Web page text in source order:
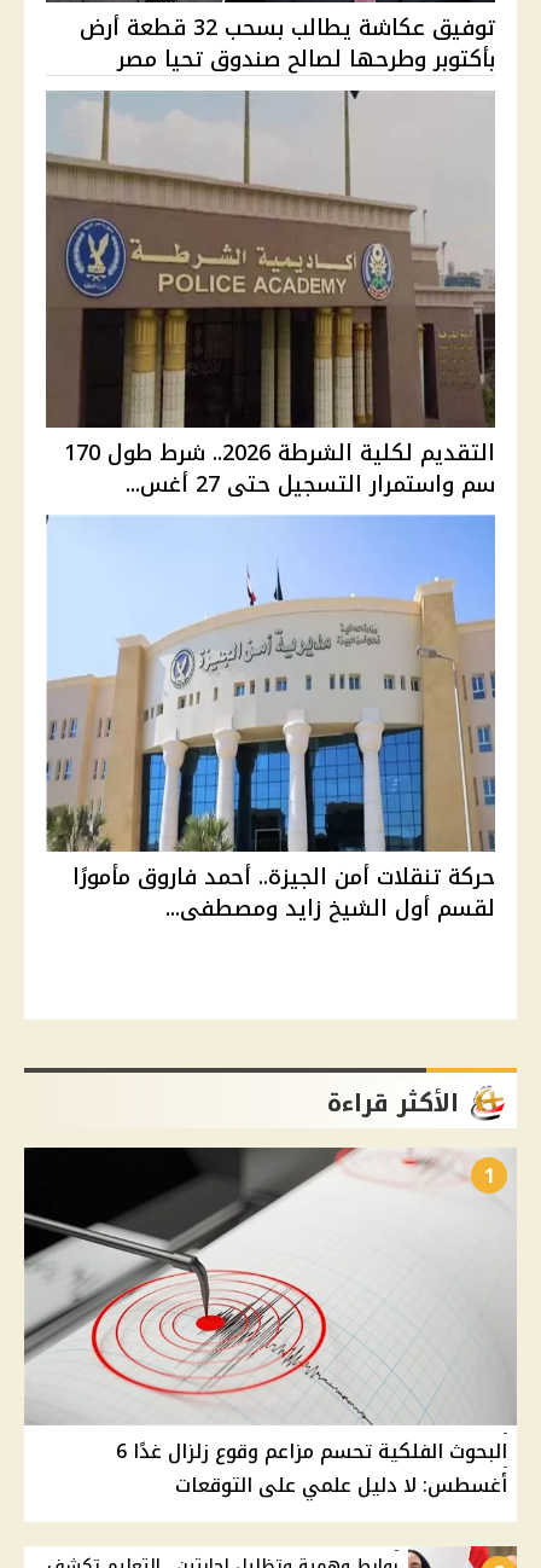
توفيق عكاشة يطالب بسحب 32 قطعة أرض
بأكتوبر وطرحها لصالح صندوق تحيا مصر
التقديم لكلية الشرطة 2026.. شرط طول 170
سم واستمرار التسجيل حتى 27 أغس...
حركة تنقلات أمن الجيزة.. أحمد فاروق مأمورًا
لقسم أول الشيخ زايد ومصطفى...
الأكثر قراءة
1
البحوث الفلكية تحسم مزاعم وقوع زلزال غدًا 6
أغسطس: لا دليل علمي على التوقعات